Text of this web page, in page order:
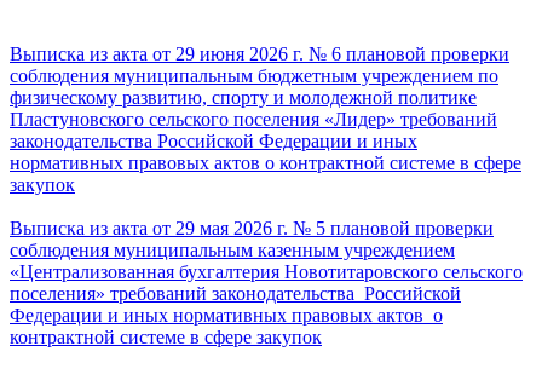
Выписка из акта от 29 июня 2026 г. № 6 плановой проверки
соблюдения муниципальным бюджетным учреждением по
физическому развитию, спорту и молодежной политике
Пластуновского сельского поселения «Лидер» требований
законодательства Российской Федерации и иных
нормативных правовых актов о контрактной системе в сфере
закупок
Выписка из акта от 29 мая 2026 г. № 5 плановой проверки
соблюдения муниципальным казенным учреждением
«Централизованная бухгалтерия Новотитаровского сельского
поселения» требований законодательства Российской
Федерации и иных нормативных правовых актов о
контрактной системе в сфере закупок